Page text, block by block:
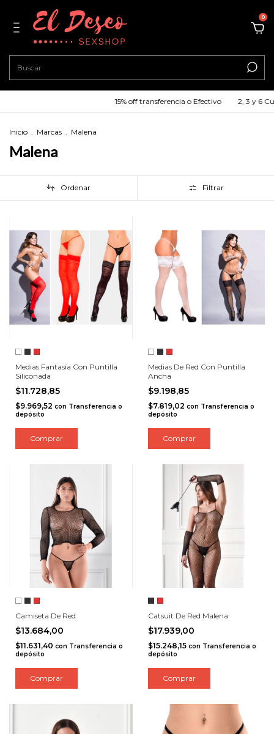
0
15% off transferencia o Efectivo 2, 3 y 6 Cuotas
Inicio . Marcas . Malena
Malena
Ordenar Filtrar
Medias Fantasía Con Puntilla
Siliconada
$11.728,85
$9.969,52 con Transferencia o
depósito
Comprar
Medias De Red Con Puntilla
Ancha
$9.198,85
$7.819,02 con Transferencia o
depósito
Comprar
Camiseta De Red
$13.684,00
$11.631,40 con Transferencia o
depósito
Comprar
Catsuit De Red Malena
$17.939,00
$15.248,15 con Transferencia o
depósito
Comprar